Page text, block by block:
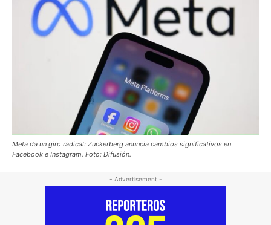
Meta da un giro radical: Zuckerberg anuncia cambios significativos en
Facebook e Instagram. Foto: Difusión.
- Advertisement -